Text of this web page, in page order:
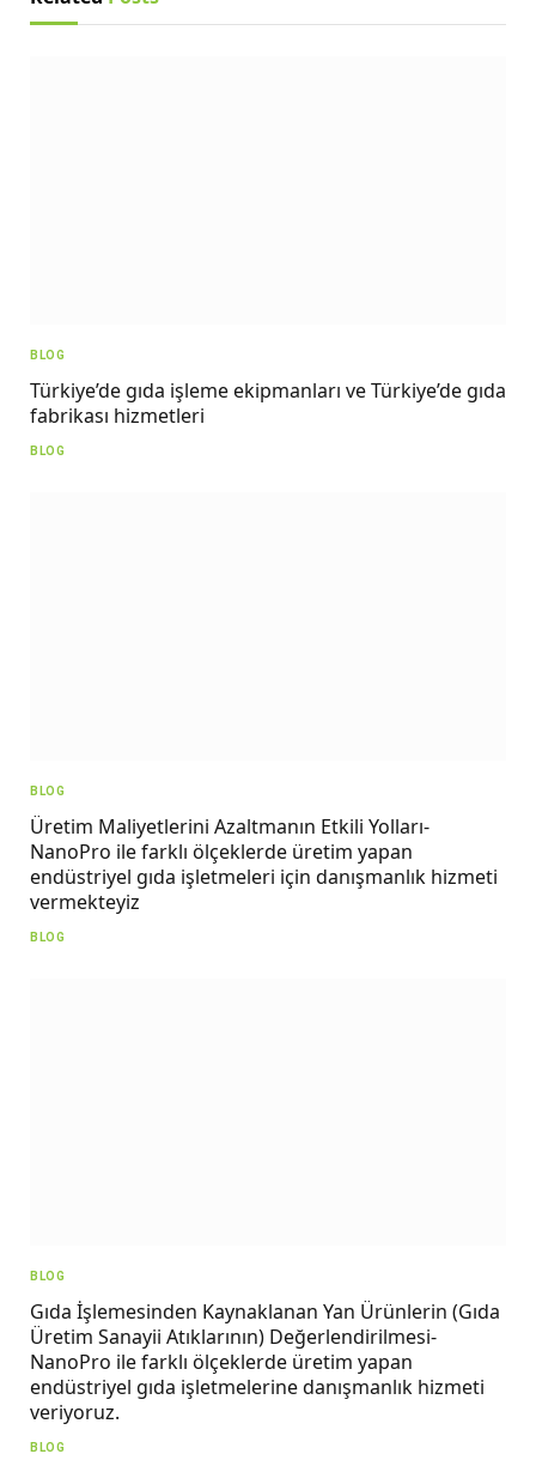
BLOG
Türkiye’de gıda işleme ekipmanları ve Türkiye’de gıda
fabrikası hizmetleri
BLOG
BLOG
Üretim Maliyetlerini Azaltmanın Etkili Yolları-
NanoPro ile farklı ölçeklerde üretim yapan
endüstriyel gıda işletmeleri için danışmanlık hizmeti
vermekteyiz
BLOG
BLOG
Gıda İşlemesinden Kaynaklanan Yan Ürünlerin (Gıda
Üretim Sanayii Atıklarının) Değerlendirilmesi-
NanoPro ile farklı ölçeklerde üretim yapan
endüstriyel gıda işletmelerine danışmanlık hizmeti
veriyoruz.
BLOG